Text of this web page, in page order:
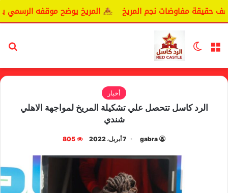
مفاوضات نجم المريخ المريخ يوضح موقفه الرسمي بشأن
القائمة الوضع المظلم
أخبار
الرد كاسل تتحصل علي تشكيلة المريخ لمواجهة الاهلي
شندي
gabra 7 أبريل، 2022 805